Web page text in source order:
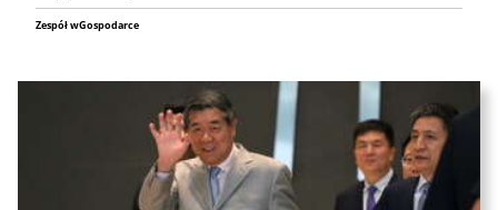
Zespół wGospodarce